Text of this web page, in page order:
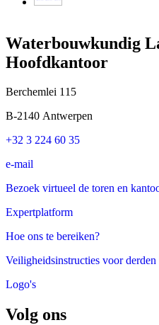
Waterbouwkundig
Hoofdkantoor
Berchemlei 115
B-2140 Antwerpen
+32 3 224 60 35
e-mail
Bezoek virtueel de toren en
Expertplatform
Hoe ons te bereiken?
Veiligheidsinstructies voor derden
Logo's
Volg ons